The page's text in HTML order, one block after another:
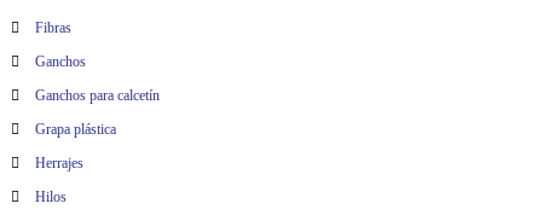
Fibras
Ganchos
Ganchos para calcetín
Grapa plástica
Herrajes
Hilos